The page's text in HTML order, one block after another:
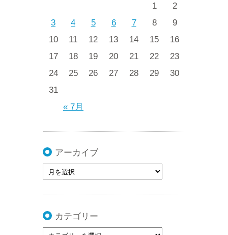
« 7月
1
2
3
4 5 6 7 8
9
10
11 12 13 14 15
16
17
18 19 20 21 22
23
24
25 26 27 28 29
30
31
アーカイブ
カテゴリー